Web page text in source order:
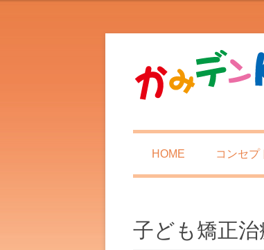
HOME コンセプ
子ども矯正治